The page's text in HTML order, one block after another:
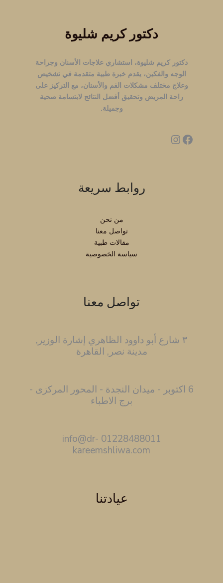
دكتور كريم شليوة
دكتور كريم شليوة، استشاري علاجات الأسنان وجراحة
الوجه والفكين، يقدم خبرة طبية متقدمة في تشخيص
وعلاج مختلف مشكلات الفم والأسنان، مع التركيز على
راحة المريض وتحقيق أفضل النتائج لابتسامة صحية
وجميلة.
روابط سريعة
من نحن
تواصل معنا
مقالات طبية
سياسة الخصوصية
تواصل معنا
٣ شارع أبو داوود الظاهري إشارة الوزير,
مدينة نصر, القاهرة
6 اكتوبر - ميدان النجدة - المحور المركزى -
برج الاطباء
01228488011 info@dr-
kareemshliwa.com
عيادتنا